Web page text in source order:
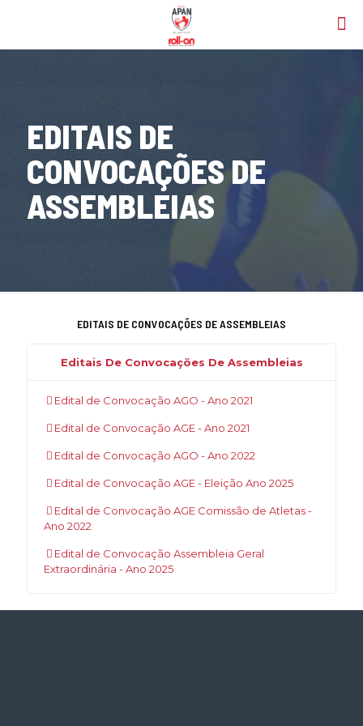
EDITAIS DE
CONVOCAÇÕES DE
ASSEMBLEIAS
EDITAIS DE CONVOCAÇÕES DE ASSEMBLEIAS
Editais De Convocações De Assembleias
Edital de Convocação AGO - Ano 2021
Edital de Convocação AGE - Ano 2021
Edital de Convocação AGO - Ano 2022
Edital de Convocação AGE - Eleição Ano 2025
Edital de Convocação AGE Comissão de Atletas -
Ano 2022
Edital de Convocação Assembleia Geral
Extraordinária - Ano 2025